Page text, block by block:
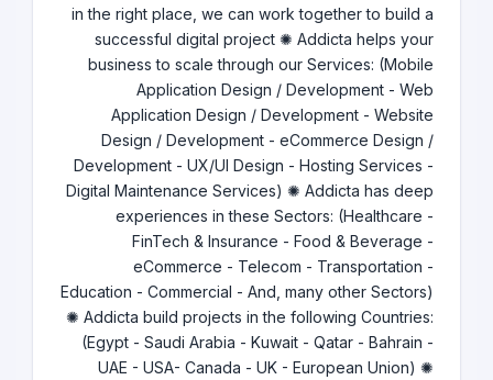
in the right place, we can work together to build a
successful digital project ✺ Addicta helps your
business to scale through our Services: (Mobile
Application Design / Development - Web
Application Design / Development - Website
Design / Development - eCommerce Design /
Development - UX/UI Design - Hosting Services -
Digital Maintenance Services) ✺ Addicta has deep
experiences in these Sectors: (Healthcare -
FinTech & Insurance - Food & Beverage -
eCommerce - Telecom - Transportation -
Education - Commercial - And, many other Sectors)
✺ Addicta build projects in the following Countries:
(Egypt - Saudi Arabia - Kuwait - Qatar - Bahrain -
UAE - USA- Canada - UK - European Union) ✺